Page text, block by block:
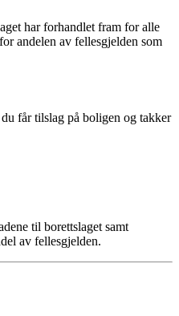
har forhandlet fram for alle
andelen av fellesgjelden som
får tilslag på boligen og takker
til borettslaget samt
av fellesgjelden.